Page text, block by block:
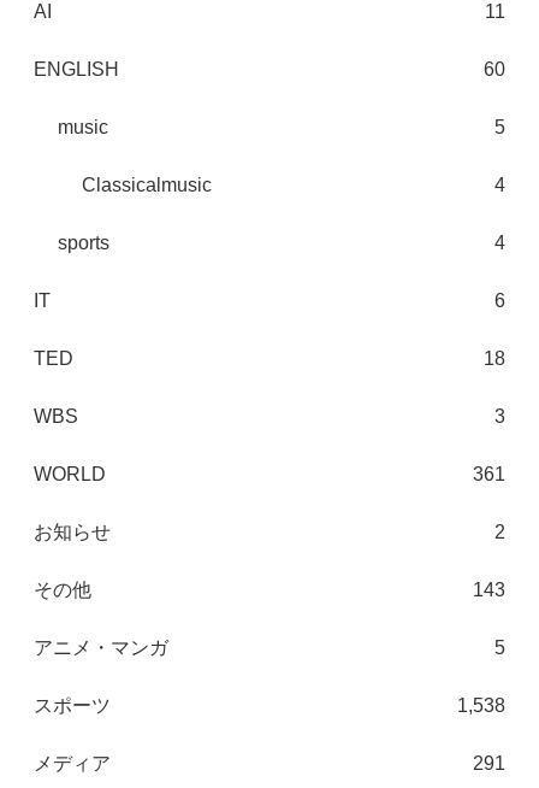
AI 11
ENGLISH 60
music 5
Classicalmusic 4
sports 4
IT 6
TED 18
WBS 3
WORLD 361
お知らせ 2
その他 143
アニメ・マンガ 5
スポーツ 1,538
メディア 291